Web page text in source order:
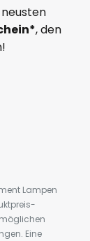
, den
Lampen
Eine